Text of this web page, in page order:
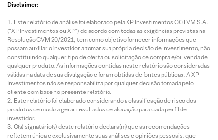
Disclaimer:
Este relatório de análise foi elaborado pela XP Investimentos CCTVM S.A.
(“XP Investimentos ou XP”) de acordo com todas as exigências previstas na
Resolução CVM 20/2021, tem como objetivo fornecer informações que
possam auxiliar o investidor a tomar sua própria decisão de investimento, não
constituindo qualquer tipo de oferta ou solicitação de compra e/ou venda de
qualquer produto. As informações contidas neste relatório são consideradas
válidas na data de sua divulgação e foram obtidas de fontes públicas. A XP
Investimentos não se responsabiliza por qualquer decisão tomada pelo
cliente com base no presente relatório.
Este relatório foi elaborado considerando a classificação de risco dos
produtos de modo a gerar resultados de alocação para cada perfil de
investidor.
O(s) signatário(s) deste relatório declara(m) que as recomendações
refletem única e exclusivamente suas análises e opiniões pessoais, que